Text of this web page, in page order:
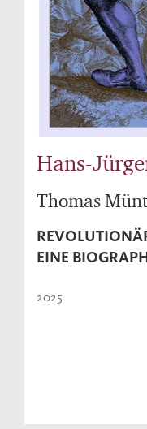
Hans-
Thomas
EINE
2025